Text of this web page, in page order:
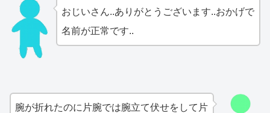
おじいさん..ありがとうございます..おかげで
名前が正常です..
腕が折れたのに片腕では腕立て伏せをして片